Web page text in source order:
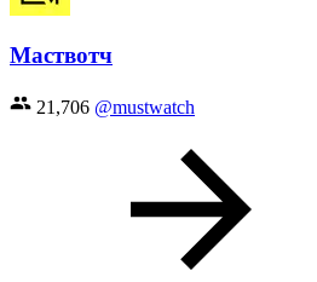
Маствотч
21,706 @mustwatch